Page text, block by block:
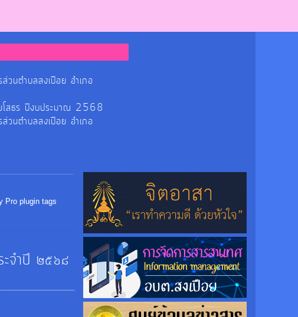
วนตำบลสงเปือย อำเภอ
ยโสธร ปีงบประมาณ 2568
วนตำบลสงเปือย อำเภอ
Pro plugin tags
จำปี ๒๕๖๘